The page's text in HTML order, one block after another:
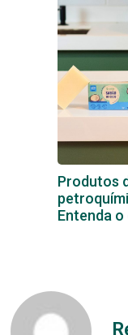
Produtos
Entenda